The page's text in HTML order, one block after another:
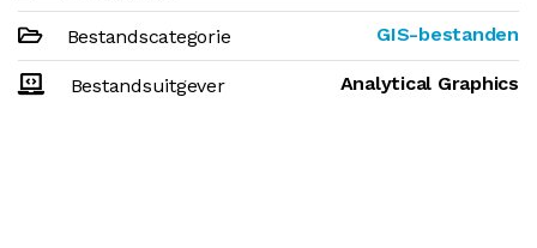
Bestandscategorie GIS-bestanden
Bestandsuitgever Analytical Graphics